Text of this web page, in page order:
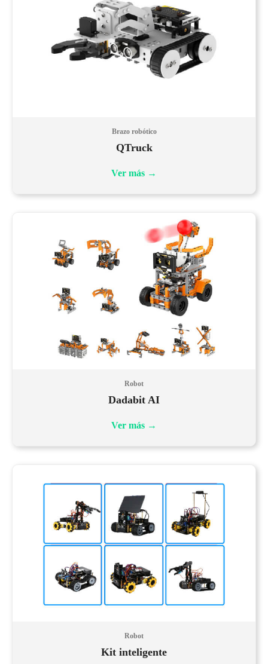
Brazo robótico
QTruck
Ver más →
Robot
Dadabit AI
Ver más →
Robot
Kit inteligente